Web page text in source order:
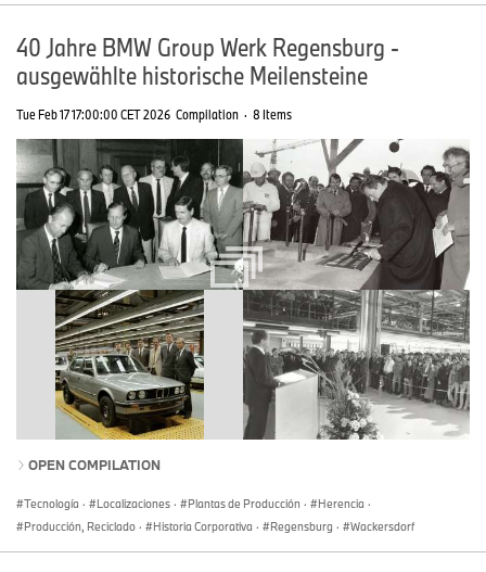
40 Jahre BMW Group Werk Regensburg -
ausgewählte historische Meilensteine
Tue Feb 17 17:00:00 CET 2026 Compilation · 8 Items
OPEN COMPILATION
Tecnología · Localizaciones · Plantas de Producción · Herencia ·
Producción, Reciclado · Historia Corporativa · Regensburg · Wackersdorf